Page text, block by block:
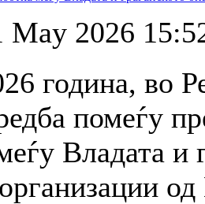
May 2026
година, во
помеѓу
Владата и